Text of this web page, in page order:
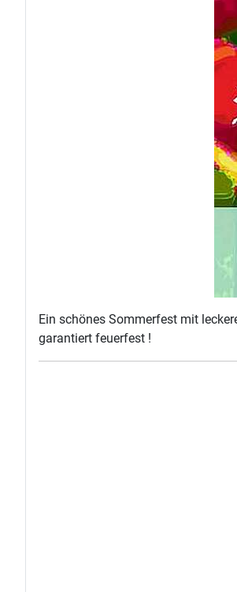
Ein schönes Sommerfest mit
garantiert feuerfest !